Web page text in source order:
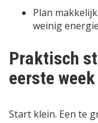
Plan
weinig
Praktisch
eerste week
Start klein. Een te